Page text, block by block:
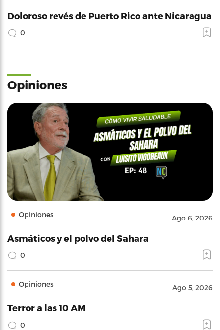
Doloroso revés de Puerto Rico ante Nicaragua
0
Opiniones
Opiniones Ago 6, 2026
Asmáticos y el polvo del Sahara
0
Opiniones Ago 5, 2026
Terror a las 10 AM
0